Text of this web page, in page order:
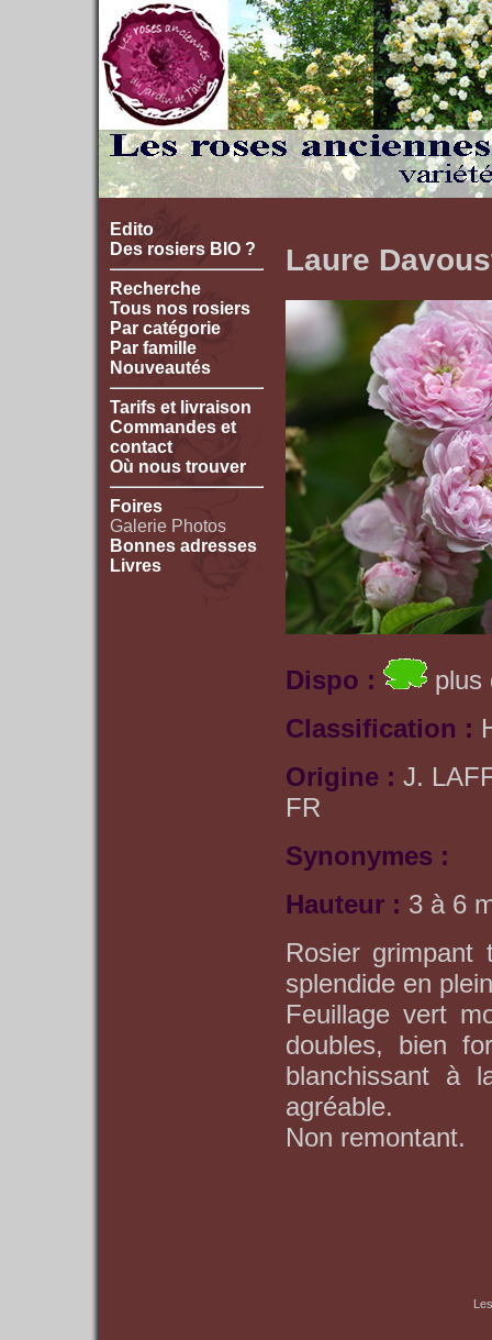
Edito
Des rosiers BIO ?
Recherche
Tous nos rosiers
Par catégorie
Par famille
Nouveautés
Tarifs et livraison
Commandes et
contact
Où nous trouver
Foires
Galerie Photos
Bonnes adresses
Livres
Laure
Dispo :
plus
Classification :
Origine : J.
FR
Synonymes :
Hauteur : 3 à 6
Rosier grimpant
splendide en
Feuillage vert
doubles, bien
blanchissant à
agréable.
Non remontant.